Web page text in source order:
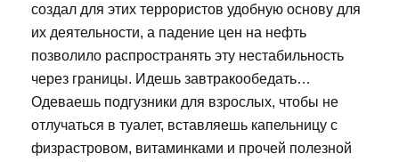
создал для этих террористов удобную основу для
их деятельности, а падение цен на нефть
позволило распространять эту нестабильность
через границы. Идешь завтракообедать…
Одеваешь подгузники для взрослых, чтобы не
отлучаться в туалет, вставляешь капельницу с
физрастровом, витаминками и прочей полезной